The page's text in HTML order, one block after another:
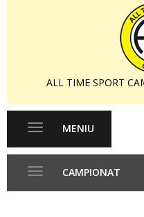
ALL TIME SPORT
Toggle
MENIU
CAMPIONAT